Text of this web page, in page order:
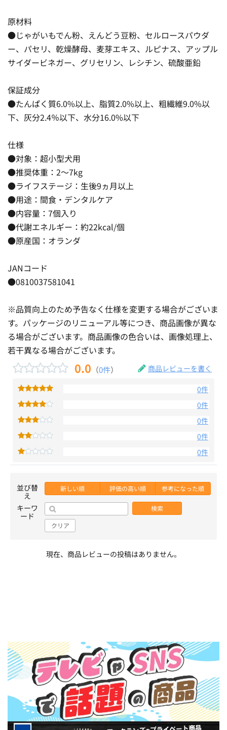
原材料
●じゃがいもでん粉、えんどう豆粉、セルロースパウダ
ー、パセリ、乾燥酵母、麦芽エキス、ルピナス、アップル
サイダービネガー、グリセリン、レシチン、硫酸亜鉛
保証成分
●たんぱく質6.0%以上、脂質2.0%以上、粗繊維9.0%以
下、灰分2.4％以下、水分16.0%以下
仕様
●対象：超小型犬用
●推奨体重：2〜7kg
●ライフステージ：生後9ヵ月以上
●用途：間食・デンタルケア
●内容量：7個入り
●代謝エネルギー：約22kcal/個
●原産国：オランダ
JANコード
●0810037581041
※品質向上のため予告なく仕様を変更する場合がございま
す。パッケージのリニューアル等につき、商品画像が異な
る場合がございます。商品画像の色合いは、画像処理上、
若干異なる場合がございます。
0.0 （0件） 商品レビューを書く
0件
0件
0件
0件
0件
並び替
え
新しい順 評価の高い順 参考になった順
キーワ
ード
検索
クリア
現在、商品レビューの投稿はありません。